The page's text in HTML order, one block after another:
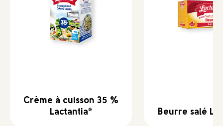
Crème à cuisson 35 %
Lactantia® Beurre salé